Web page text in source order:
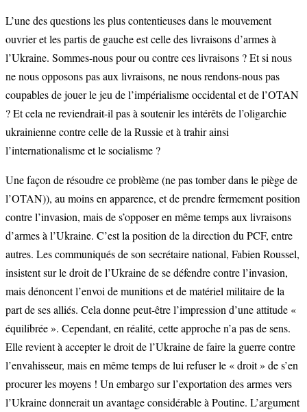
L’une des questions les plus contentieuses dans le mouvement
ouvrier et les partis de gauche est celle des livraisons d’armes à
l’Ukraine. Sommes-nous pour ou contre ces livraisons ? Et si nous
ne nous opposons pas aux livraisons, ne nous rendons-nous pas
coupables de jouer le jeu de l’impérialisme occidental et de l’OTAN
? Et cela ne reviendrait-il pas à soutenir les intérêts de l’oligarchie
ukrainienne contre celle de la Russie et à trahir ainsi
l’internationalisme et le socialisme ?
Une façon de résoudre ce problème (ne pas tomber dans le piège de
l’OTAN)), au moins en apparence, et de prendre fermement position
contre l’invasion, mais de s’opposer en même temps aux livraisons
d’armes à l’Ukraine. C’est la position de la direction du PCF, entre
autres. Les communiqués de son secrétaire national, Fabien Roussel,
insistent sur le droit de l’Ukraine de se défendre contre l’invasion,
mais dénoncent l’envoi de munitions et de matériel militaire de la
part de ses alliés. Cela donne peut-être l’impression d’une attitude «
équilibrée ». Cependant, en réalité, cette approche n’a pas de sens.
Elle revient à accepter le droit de l’Ukraine de faire la guerre contre
l’envahisseur, mais en même temps de lui refuser le « droit » de s’en
procurer les moyens ! Un embargo sur l’exportation des armes vers
l’Ukraine donnerait un avantage considérable à Poutine. L’argument